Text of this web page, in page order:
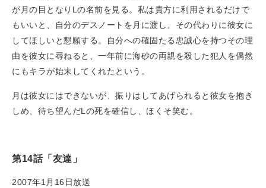
が月の目となりLの名前を見る。私は貴方に利用されるだけで
もいいと、自分のデスノートを月に渡し、その代わりに彼女に
してほしいと懇願する。自分への確固たる忠誠心を持つその理
由を彼女に尋ねると、一年前に海砂の両親を殺した犯人を偶然
にもキラが始末してくれたという。
月は彼女にはできないが、振りはしてあげられると彼女を抱き
しめ、待ち望んだLの死を確信し、ほくそ笑む。
第14話「友達」
2007年1月16日放送